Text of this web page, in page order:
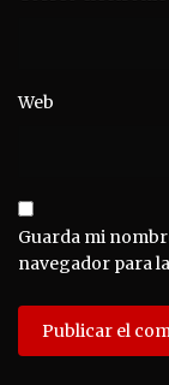
Web
Guarda mi
navegador para